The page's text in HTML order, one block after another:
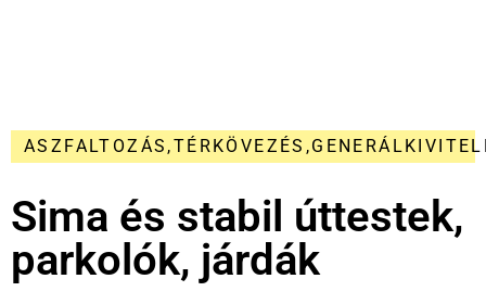
Sima és stabil úttestek,
parkolók, járdák